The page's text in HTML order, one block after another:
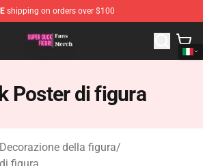
shipping on orders over $100
Shop - The Best Store of Super Duck
Poster di figura
della figura/